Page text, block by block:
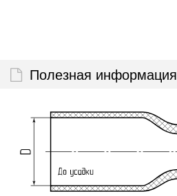
Полезная информация